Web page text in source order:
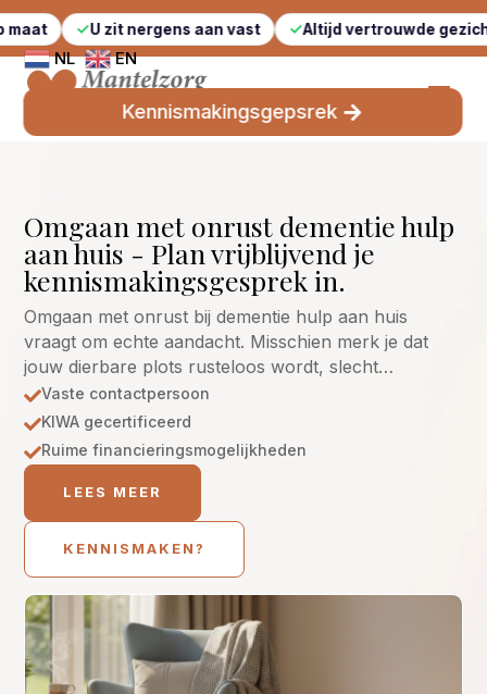
U zit nergens aan vast Altijd vertrouwde gezichten
NL EN
Kennismakingsgepsrek
Omgaan met onrust dementie hulp
aan huis - Plan vrijblijvend je
kennismakingsgesprek in.
Omgaan met onrust bij dementie hulp aan huis
vraagt om echte aandacht. Misschien merk je dat
jouw dierbare plots rusteloos wordt, slecht…
Vaste contactpersoon
KIWA gecertificeerd
Ruime financieringsmogelijkheden
LEES MEER
KENNISMAKEN?